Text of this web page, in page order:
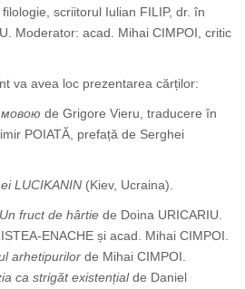
scriitorul Iulian FILIP, dr. în
Moderator: acad. Mihai CIMPOI, critic
va avea loc prezentarea cărților:
de Grigore Vieru, traducere în
POIATĂ, prefață de Serghei
LUCIKANIN (Kiev, Ucraina).
Un fruct de hârtie de Doina URICARIU.
ENACHE și acad. Mihai CIMPOI.
arhetipurilor de Mihai CIMPOI.
ca strigăt existențialde Daniel